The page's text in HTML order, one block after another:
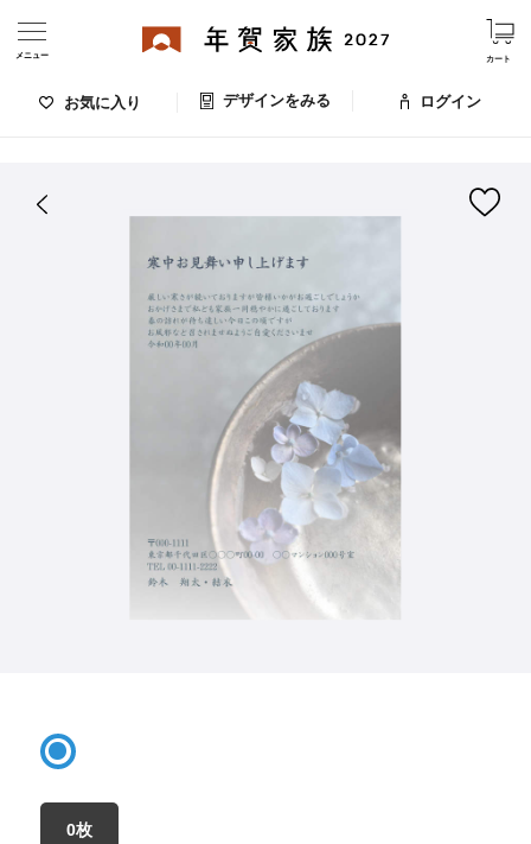
お気に入り デザインをみる
カート
ログイン
メニュー
デザインをみる
お気に入りのデザイン
年賀家族について
お問い合わせ
0枚